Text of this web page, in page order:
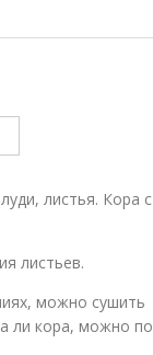
листья. Кора с
листьев.
можно сушить
ли кора, можно по